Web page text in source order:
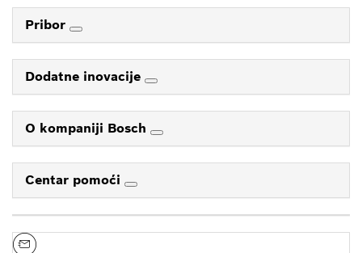
Pribor
Dodatne inovacije
O kompaniji Bosch
Centar pomoći